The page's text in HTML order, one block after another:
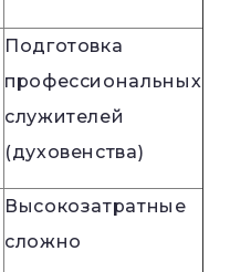
Подготовка
профессиональных
служителей
(духовенства)
Высокозатратные
сложно